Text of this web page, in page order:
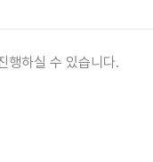
행하실 수 있습니다.